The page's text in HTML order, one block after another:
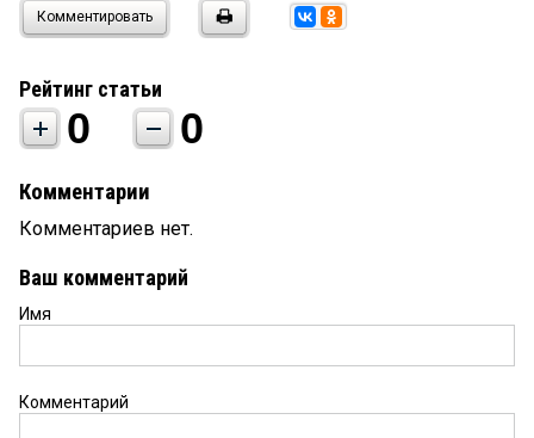
Комментировать
Рейтинг статьи
0 0
Комментарии
Комментариев нет.
Ваш комментарий
Имя
Комментарий